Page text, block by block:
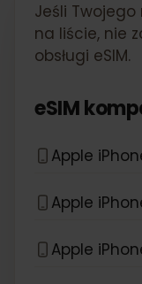
Jeśli
na liście, nie
obsługi eSIM.
eSIM
Apple
Apple
Apple